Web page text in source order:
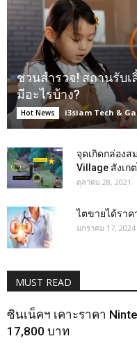
ชวนสำรวจ! สถานรับ
มีอะไรบ้าง?
Hot News i3siam Tech &
จุดเกิดกล่องส
Village สังเก
ตุลาคม 28, 2021
ไตขายได้ราค
มกราคม 17, 2024
MUST READ
ซินเน็คฯ เคาะราคา
17,800 บาท